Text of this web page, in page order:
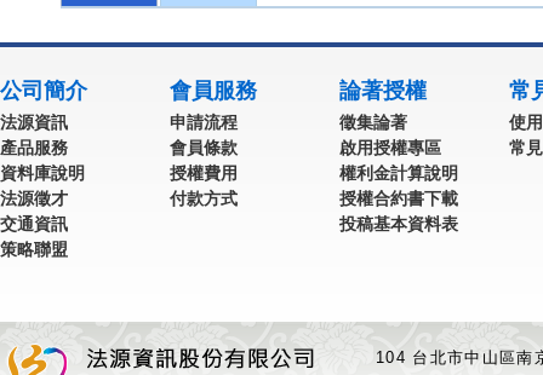
公司簡介
法源資訊
產品服務
資料庫說明
法源徵才
交通資訊
策略聯盟
會員服務
申請流程
會員條款
授權費用
付款方式
論著授權
徵集論著
啟用授權專區
權利金計算說明
授權合約書下載
投稿基本資料表
常
使
常
104 台北市中山區